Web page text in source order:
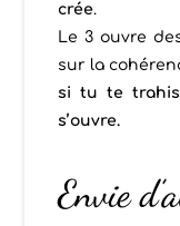
crée.
Le 3 ouvre
sur la
si tu te
s’ouvre.
Envie